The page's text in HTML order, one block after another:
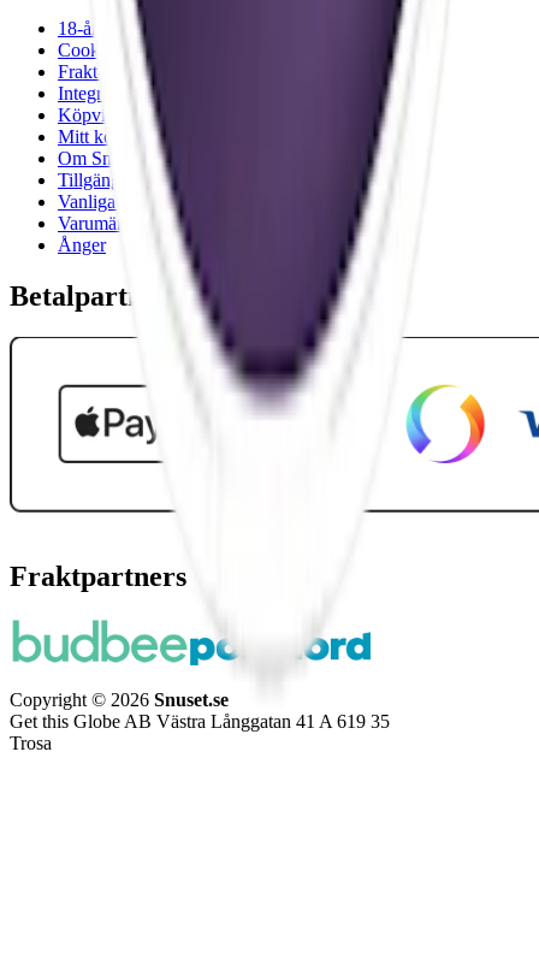
18-årsgräns
Cookiepolicy
Frakt- och leveransvillkor
Integritetspolicy
Köpvillkor
Mitt konto
Om Snuset.se
Tillgänglighetsredogörelse
Vanliga frågor
Varumärken
Ånger
Betalpartner
Fraktpartners
Copyright © 2026 Snuset.se
Get this Globe AB Västra Långgatan 41 A 619 35
Trosa